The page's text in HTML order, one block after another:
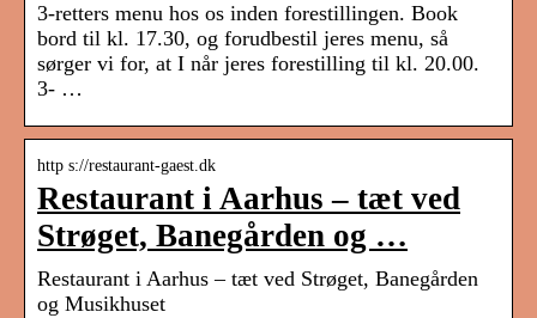
3-retters menu hos os inden forestillingen. Book
bord til kl. 17.30, og forudbestil jeres menu, så
sørger vi for, at I når jeres forestilling til kl. 20.00.
3- …
http s://restaurant-gaest.dk
Restaurant i Aarhus – tæt ved
Strøget, Banegården og …
Restaurant i Aarhus – tæt ved Strøget, Banegården
og Musikhuset